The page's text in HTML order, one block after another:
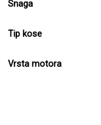
Snaga
Tip kose
Vrsta motora